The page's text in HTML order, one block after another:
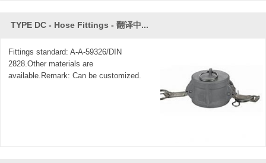
TYPE DC - Hose Fittings - 翻译中...
Fittings standard: A-A-59326/DIN
2828.Other materials are
available.Remark: Can be customized.